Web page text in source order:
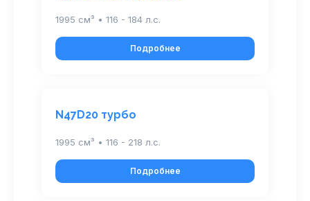
1995 см³ • 116 - 184 л.с.
Подробнее
N47D20 турбо
1995 см³ • 116 - 218 л.с.
Подробнее